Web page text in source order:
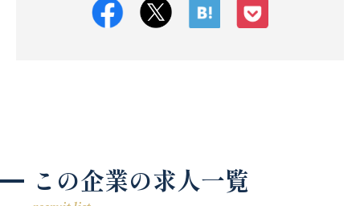
この企業の求人一覧